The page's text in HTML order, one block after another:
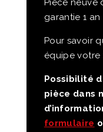
Pièce neuve
garantie 1 an
Pour savoir
équipe votre
Possibilité
pièce dans
formulaire